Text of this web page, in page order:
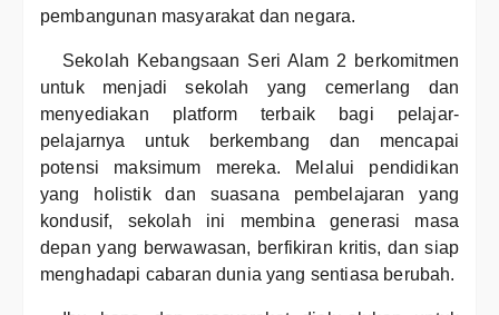
pembangunan masyarakat dan negara.
Sekolah Kebangsaan Seri Alam 2 berkomitmen
untuk menjadi sekolah yang cemerlang dan
menyediakan platform terbaik bagi pelajar-
pelajarnya untuk berkembang dan mencapai
potensi maksimum mereka. Melalui pendidikan
yang holistik dan suasana pembelajaran yang
kondusif, sekolah ini membina generasi masa
depan yang berwawasan, berfikiran kritis, dan siap
menghadapi cabaran dunia yang sentiasa berubah.